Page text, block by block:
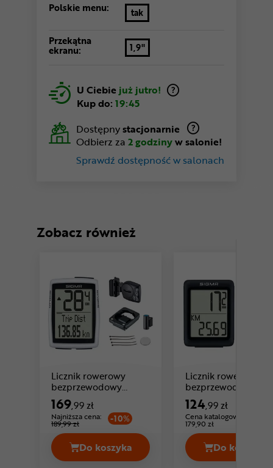
Polskie menu: tak
Przekątna
ekranu: 1,9"
U Ciebie już jutro!
Kup do: 19:45
Dostępnystacjonarnie
Odbierz za 2 godzinyw salonie!
Sprawdź dostępność w salonach
Zobacz również
Licznik rowerowy
bezprzewodowy
SIGMA BC 12.0 WL
STS
Cena: 169 ,99 zł
169,99 zł
Najniższa cena:
189,99 zł -10%
Do koszyka
Licznik rowerowy bezprzewodowy
Licznik rowerowy
bezprzewodowy
SIGMA BC 5.0 WL
Cena: 124 ,99 zł
124,99 zł
Cena katalogowa:
179,90 zł
Do koszyka
Licznik